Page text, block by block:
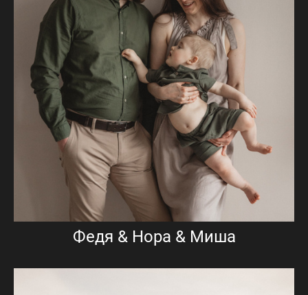
Федя & Нора & Миша